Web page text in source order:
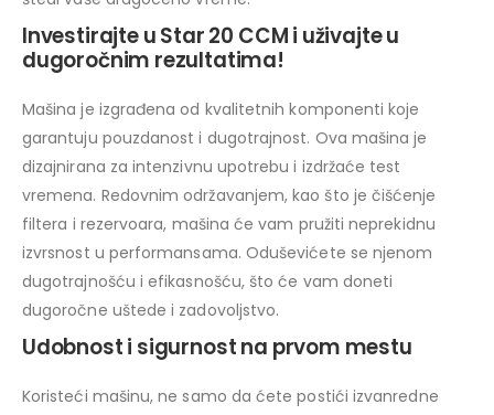
Investirajte u Star 20 CCM i uživajte u
dugoročnim rezultatima!
Mašina je izgrađena od kvalitetnih komponenti koje
garantuju pouzdanost i dugotrajnost. Ova mašina je
dizajnirana za intenzivnu upotrebu i izdržaće test
vremena. Redovnim održavanjem, kao što je čišćenje
filtera i rezervoara, mašina će vam pružiti neprekidnu
izvrsnost u performansama. Oduševićete se njenom
dugotrajnošću i efikasnošću, što će vam doneti
dugoročne uštede i zadovoljstvo.
Udobnost i sigurnost na prvom mestu
Koristeći mašinu, ne samo da ćete postići izvanredne